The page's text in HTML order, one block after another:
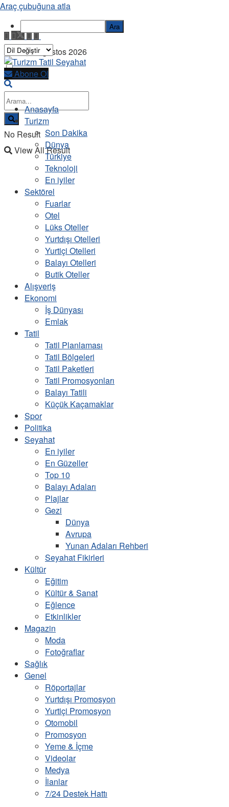
Cuma, 7 Ağustos 2026
No Result
View All Result
Abone Ol
Anasayfa
Turizm
Son Dakika
Dünya
Türkiye
Teknoloji
En iyiler
Sektörel
Fuarlar
Otel
Lüks Oteller
Yurtdışı Otelleri
Yurtiçi Otelleri
Balayı Otelleri
Butik Oteller
Alışveriş
Ekonomi
İş Dünyası
Emlak
Tatil
Tatil Planlaması
Tatil Bölgeleri
Tatil Paketleri
Tatil Promosyonları
Balayı Tatili
Küçük Kaçamaklar
Spor
Politika
Seyahat
En iyiler
En Güzeller
Top 10
Balayı Adaları
Plajlar
Gezi
Dünya
Avrupa
Yunan Adaları Rehberi
Seyahat Fikirleri
Kültür
Eğitim
Kültür & Sanat
Eğlence
Etkinlikler
Magazin
Moda
Fotoğraflar
Sağlık
Genel
Röportajlar
Yurtdışı Promosyon
Yurtiçi Promosyon
Otomobil
Promosyon
Yeme & İçme
Videolar
Medya
İlanlar
7/24 Destek Hattı
Araç çubuğuna atla
Ara